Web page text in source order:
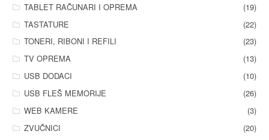
TABLET RAČUNARI I OPREMA
(19)
TASTATURE
(22)
TONERI, RIBONI I REFILI
(23)
TV OPREMA
(13)
USB DODACI
(10)
USB FLEŠ MEMORIJE
(26)
WEB KAMERE
(3)
ZVUČNICI
(20)